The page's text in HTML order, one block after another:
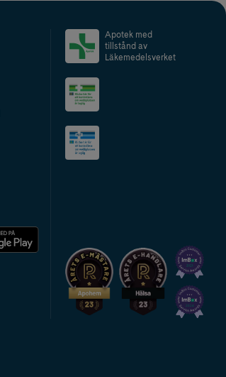
Apotek med
tillstånd av
Läkemedelsverket
2024